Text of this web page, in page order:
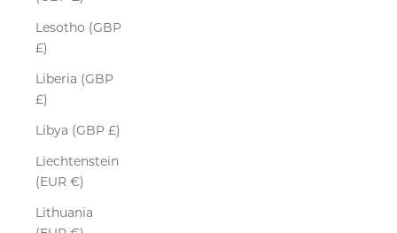
Lesotho (GBP
£)
Liberia (GBP
£)
Libya (GBP £)
Liechtenstein
(EUR €)
Lithuania